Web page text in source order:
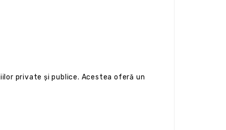
private și publice. Acestea oferă un